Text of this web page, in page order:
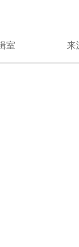
室 来